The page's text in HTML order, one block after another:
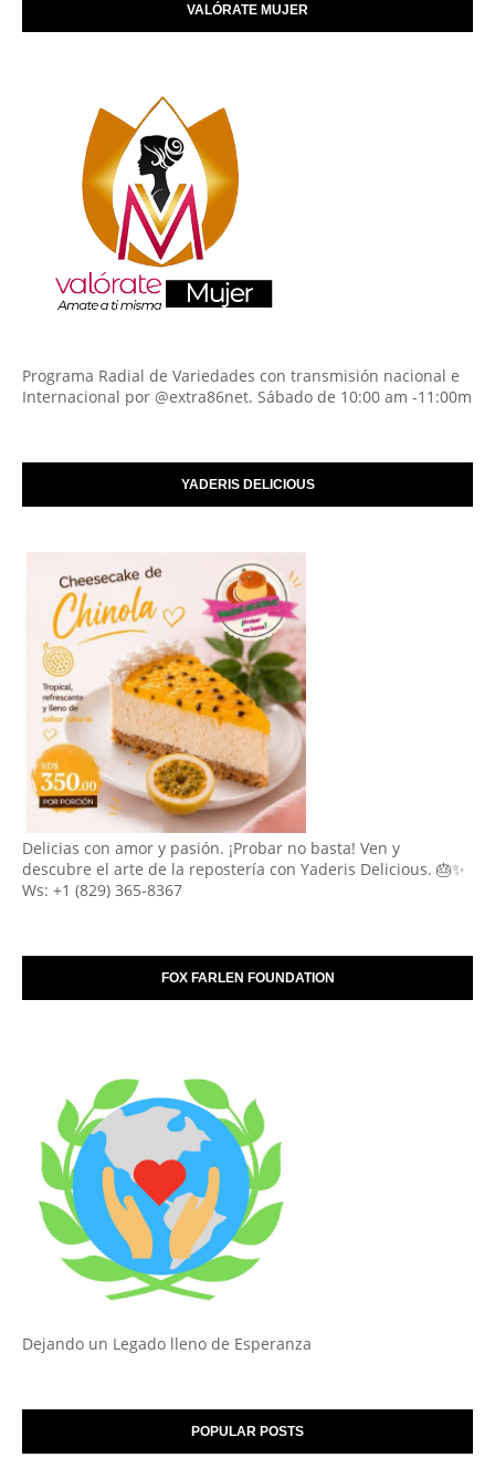
VALÓRATE MUJER
Programa Radial de Variedades con transmisión nacional e
Internacional por @extra86net. Sábado de 10:00 am -11:00m
YADERIS DELICIOUS
Delicias con amor y pasión. ¡Probar no basta! Ven y
descubre el arte de la repostería con Yaderis Delicious. 🎂✨
Ws: +1 (829) 365-8367
FOX FARLEN FOUNDATION
Dejando un Legado lleno de Esperanza
POPULAR POSTS